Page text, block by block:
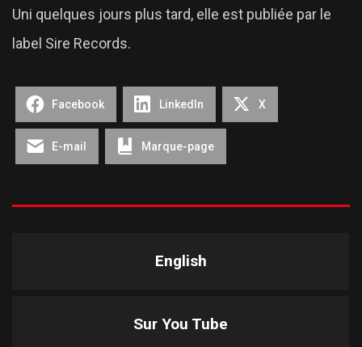
Uni quelques jours plus tard, elle est publiée par le
label Sire Records.
Facebook LinkedIn X
E-mail Marque-page
English
Sur You Tube